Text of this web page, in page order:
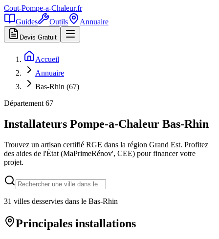
Cout-Pompe-a-Chaleur.fr
Guides
Outils Annuaire
Devis Gratuit
Accueil
Annuaire
Bas-Rhin (67)
Département 67
Installateurs Pompe-a-Chaleur Bas-Rhin
Trouvez un artisan certifié RGE dans la région Grand Est. Profitez
des aides de l'État (MaPrimeRénov', CEE) pour financer votre
projet.
31 villes desservies dans le Bas-Rhin
Principales installations